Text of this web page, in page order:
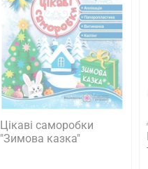
Цікаві саморобки
"Зимова казка"